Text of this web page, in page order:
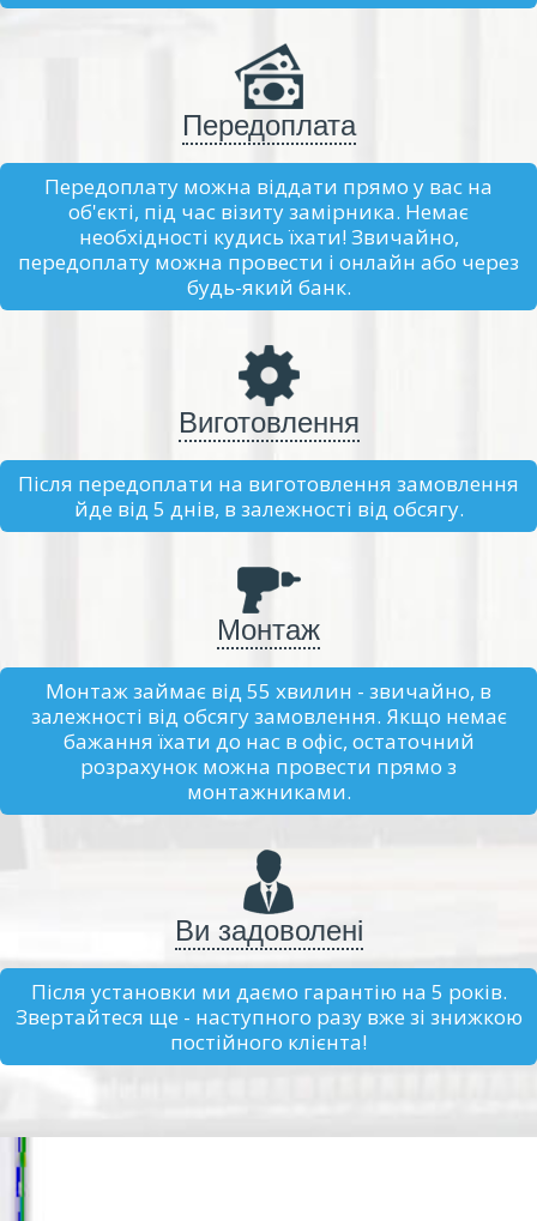
Передоплата
Передоплату можна віддати прямо у вас на
об'єкті, під час візиту замірника. Немає
необхідності кудись їхати! Звичайно,
передоплату можна провести і онлайн або через
будь-який банк.
Виготовлення
Після передоплати на виготовлення замовлення
йде від 5 днів, в залежності від обсягу.
Монтаж
Монтаж займає від 55 хвилин - звичайно, в
залежності від обсягу замовлення. Якщо немає
бажання їхати до нас в офіс, остаточний
розрахунок можна провести прямо з
монтажниками.
Ви задоволені
Після установки ми даємо гарантію на 5 років.
Звертайтеся ще - наступного разу вже зі знижкою
постійного клієнта!